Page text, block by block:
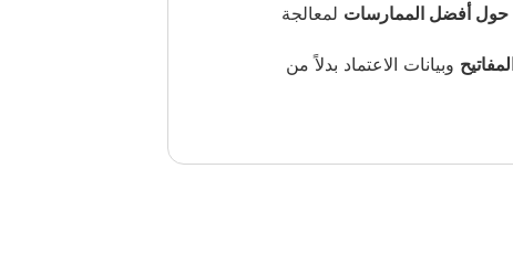
حول أفضل الممارسات لمعالجة
وبيانات الاعتماد بدلاً من